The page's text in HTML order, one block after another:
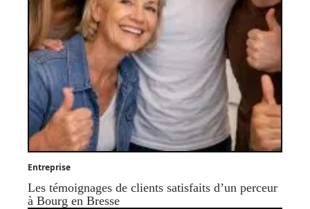
Entreprise
Les témoignages de clients satisfaits d’un perceur
à Bourg en Bresse